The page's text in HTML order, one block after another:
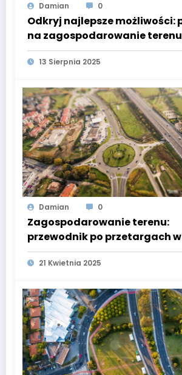
Damian 0
Odkryj najlepsze możliwości:
na zagospodarowanie
Polsce
13 Sierpnia 2025
Damian 0
Zagospodarowanie terenu:
przewodnik po przetargach w
21 Kwietnia 2025